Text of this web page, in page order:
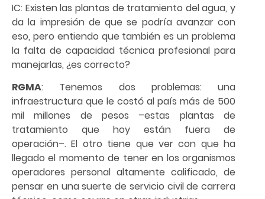
IC: Existen las plantas de tratamiento del agua, y
da la impresión de que se podría avanzar con
eso, pero entiendo que también es un problema
la falta de capacidad técnica profesional para
manejarlas, ¿es correcto?
RGMA: Tenemos dos problemas: una
infraestructura que le costó al país más de 500
mil millones de pesos –estas plantas de
tratamiento que hoy están fuera de
operación–. El otro tiene que ver con que ha
llegado el momento de tener en los organismos
operadores personal altamente calificado, de
pensar en una suerte de servicio civil de carrera